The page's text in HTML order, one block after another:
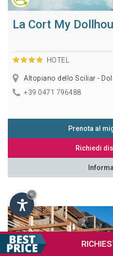
La Cort My
HOTEL
Altopiano dello Sciliar -
+39 0471 796488
Prenota al
Richiedi
×